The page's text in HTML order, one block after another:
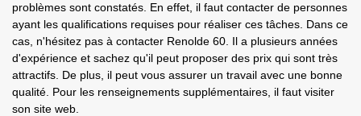
problèmes sont constatés. En effet, il faut contacter de personnes
ayant les qualifications requises pour réaliser ces tâches. Dans ce
cas, n'hésitez pas à contacter Renolde 60. Il a plusieurs années
d'expérience et sachez qu'il peut proposer des prix qui sont très
attractifs. De plus, il peut vous assurer un travail avec une bonne
qualité. Pour les renseignements supplémentaires, il faut visiter
son site web.